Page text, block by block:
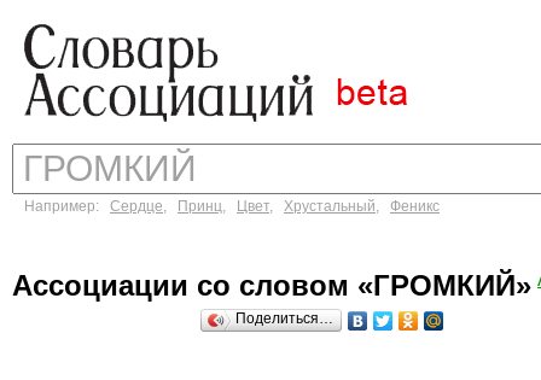
Например: Сердце, Принц, Цвет, Хрустальный, Феникс
Ассоциации со словом «ГРОМКИЙ»
Поделиться…